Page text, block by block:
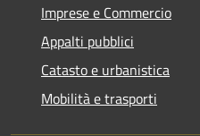
Imprese e Commercio
Appalti pubblici
Catasto e urbanistica
Mobilità e trasporti